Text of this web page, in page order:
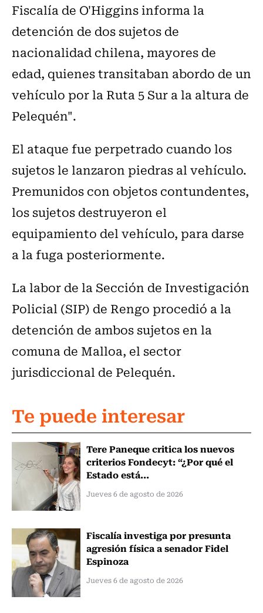
Fiscalía de O'Higgins informa la
detención de dos sujetos de
nacionalidad chilena, mayores de
edad, quienes transitaban abordo de un
vehículo por la Ruta 5 Sur a la altura de
Pelequén".
El ataque fue perpetrado cuando los
sujetos le lanzaron piedras al vehículo.
Premunidos con objetos contundentes,
los sujetos destruyeron el
equipamiento del vehículo, para darse
a la fuga posteriormente.
La labor de la Sección de Investigación
Policial (SIP) de Rengo procedió a la
detención de ambos sujetos en la
comuna de Malloa, el sector
jurisdiccional de Pelequén.
Te puede interesar
Tere Paneque critica los nuevos
criterios Fondecyt: “¿Por qué el
Estado está...
Jueves 6 de agosto de 2026
Fiscalía investiga por presunta
agresión física a senador Fidel
Espinoza
Jueves 6 de agosto de 2026